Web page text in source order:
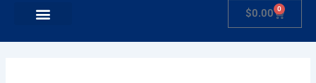
$0.00 0
Carrello
Spanish
Hungarian